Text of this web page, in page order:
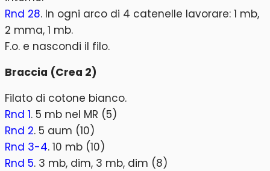
Rnd 28. In ogni arco di 4 catenelle lavorare: 1 mb,
2 mma, 1 mb.
F.o. e nascondi il filo.
Braccia (Crea 2)
Filato di cotone bianco.
Rnd 1. 5 mb nel MR (5)
Rnd 2. 5 aum (10)
Rnd 3-4. 10 mb (10)
Rnd 5. 3 mb, dim, 3 mb, dim (8)